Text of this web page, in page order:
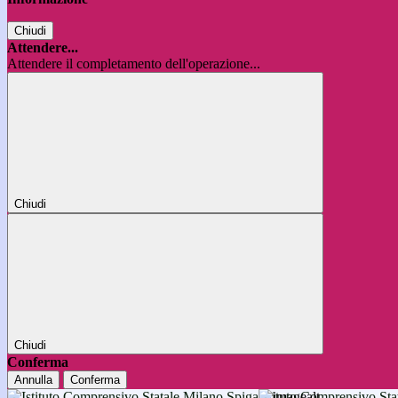
Chiudi
Attendere...
Attendere il completamento dell'operazione...
Chiudi
Chiudi
Conferma
Annulla Conferma